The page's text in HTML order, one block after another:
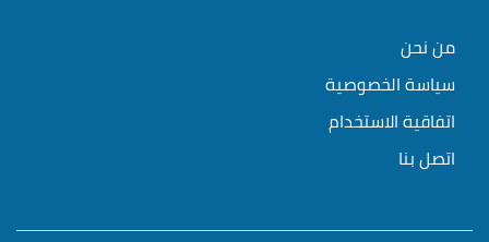
من نحن
سياسة الخصوصية
اتفاقية الاستخدام
اتصل بنا